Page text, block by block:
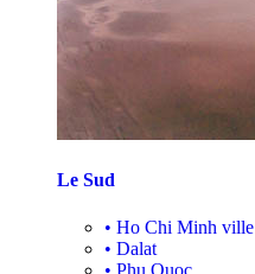
Le Sud
• Ho Chi Minh ville
• Dalat
• Phu Quoc